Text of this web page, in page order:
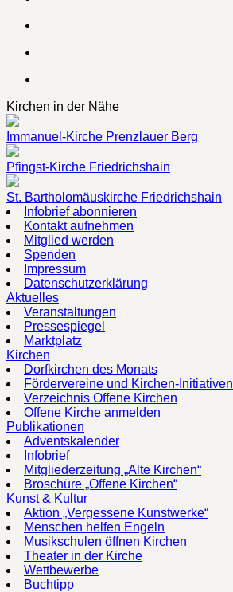
Kirchen in der Nähe
Immanuel-Kirche Prenzlauer Berg
Pfingst-Kirche Friedrichshain
St. Bartholomäuskirche Friedrichshain
Infobrief abonnieren
Kontakt aufnehmen
Mitglied werden
Spenden
Impressum
Datenschutzerklärung
Aktuelles
Veranstaltungen
Pressespiegel
Marktplatz
Kirchen
Dorfkirchen des Monats
Fördervereine und Kirchen-Initiativen
Verzeichnis Offene Kirchen
Offene Kirche anmelden
Publikationen
Adventskalender
Infobrief
Mitgliederzeitung „Alte Kirchen“
Broschüre „Offene Kirchen“
Kunst & Kultur
Aktion „Vergessene Kunstwerke“
Menschen helfen Engeln
Musikschulen öffnen Kirchen
Theater in der Kirche
Wettbewerbe
Buchtipp